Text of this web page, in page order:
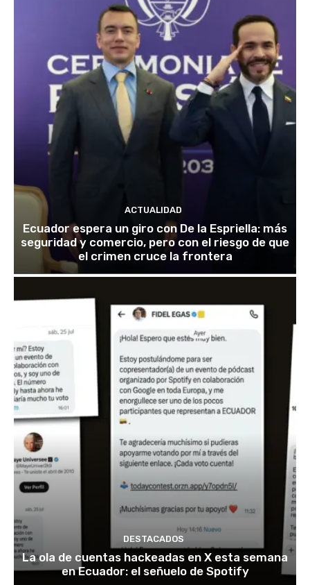
ACTUALIDAD
Ecuador espera un giro con De la Espriella: más
seguridad y comercio, pero con el riesgo de que
el crimen cruce la frontera
DESTACADOS
La ola de cuentas hackeadas en X esta semana
en Ecuador: el señuelo de Spotify